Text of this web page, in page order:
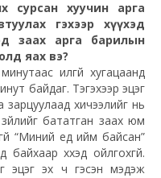
сурсан хуучин арга
гэхээр хүүхэд
заах арга барилын
яах вэ?
илүүгүй хугацаанд
байдаг. Тэгэхээр эцэг
зарцуулаад хичээлийг нь
бататган заах юм
“Миний үед ийм байсан”
хүүхэд ойлгохгүй.
эцэг эх ч гэсэн мэдэж